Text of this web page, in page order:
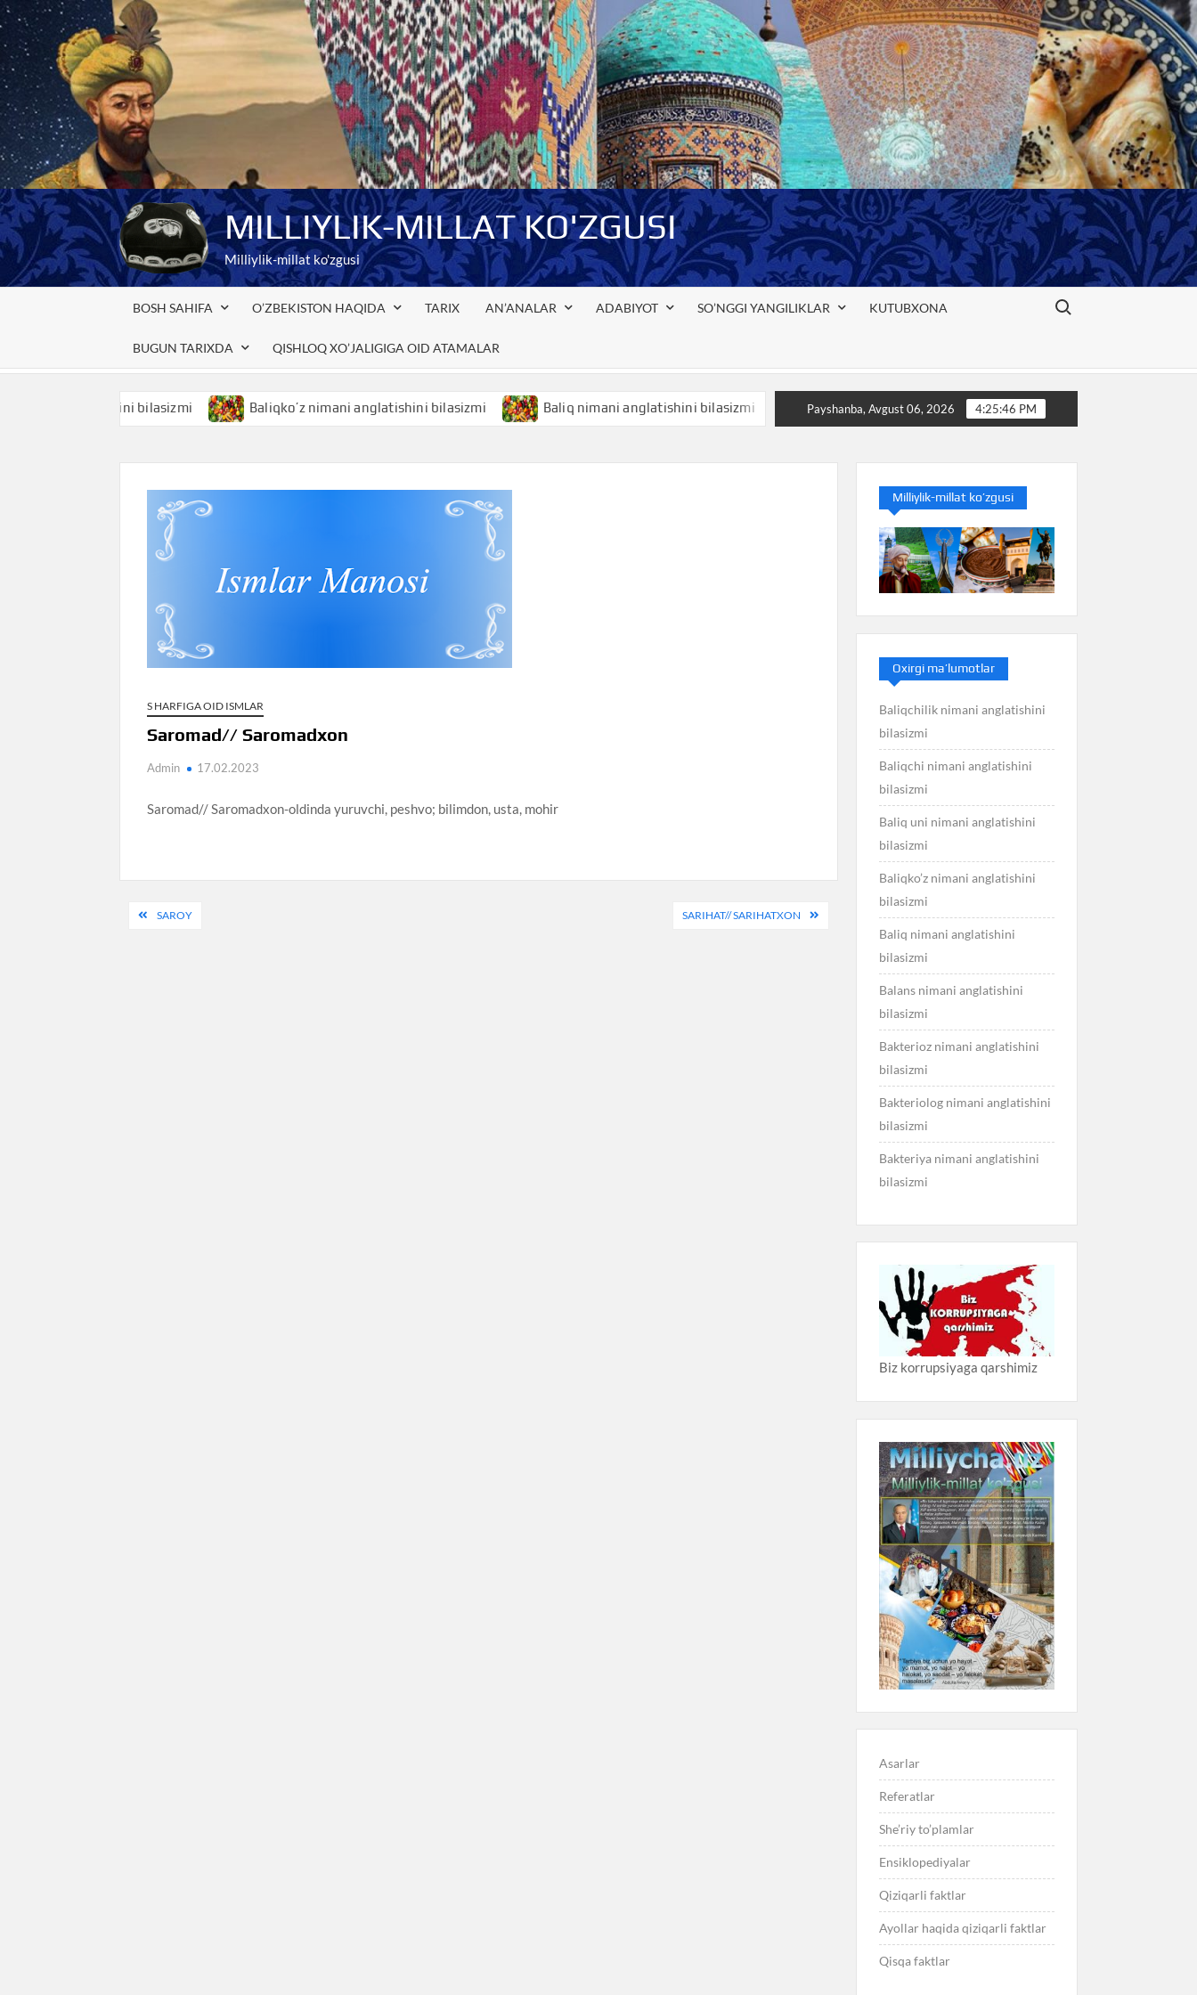
Skip
to
content
MILLIYLIK-MILLAT KO'ZGUSI
Milliylik-millat ko'zgusi
BOSH SAHIFA O’ZBEKISTON HAQIDA TARIX AN’ANALAR ADABIYOT SO’NGGI YANGILIKLAR KUTUBXONA
BUGUN TARIXDA QISHLOQ XO’JALIGIGA OID ATAMALAR
Search for:
anglatishini bilasizmi Baliqko’z nimani anglatishini bilasizmi Baliq nimani anglatishini bilasizmi Balans nimani anglatishini bilasizmi
Payshanba, Avgust 06, 2026 4:25:47 PM
S HARFIGA OID ISMLAR
Saromad// Saromadxon
Admin 17.02.2023
Saromad// Saromadxon-oldinda yuruvchi, peshvo; bilimdon, usta, mohir
PostSAROY SARIHAT// SARIHATXON
Milliylik-millat ko’zgusi
Oxirgi ma’lumotlar
Baliqchilik nimani anglatishini
bilasizmi
Baliqchi nimani anglatishini
bilasizmi
Baliq uni nimani anglatishini
bilasizmi
Baliqko’z nimani anglatishini
bilasizmi
Baliq nimani anglatishini
bilasizmi
Balans nimani anglatishini
bilasizmi
Bakterioz nimani anglatishini
bilasizmi
Bakteriolog nimani anglatishini
bilasizmi
Bakteriya nimani anglatishini
bilasizmi
Biz korrupsiyaga qarshimiz
Asarlar
Referatlar
She’riy to’plamlar
Ensiklopediyalar
Qiziqarli faktlar
Ayollar haqida qiziqarli faktlar
Qisqa faktlar